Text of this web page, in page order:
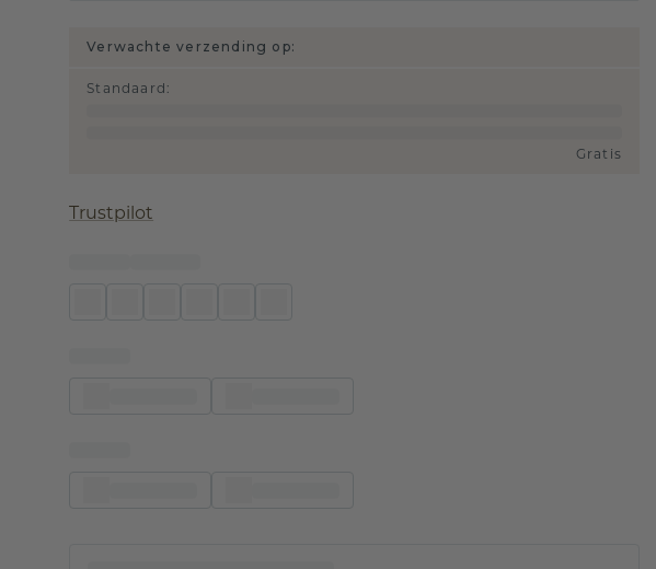
Verwachte verzending op:
Standaard :
Gratis
Trustpilot